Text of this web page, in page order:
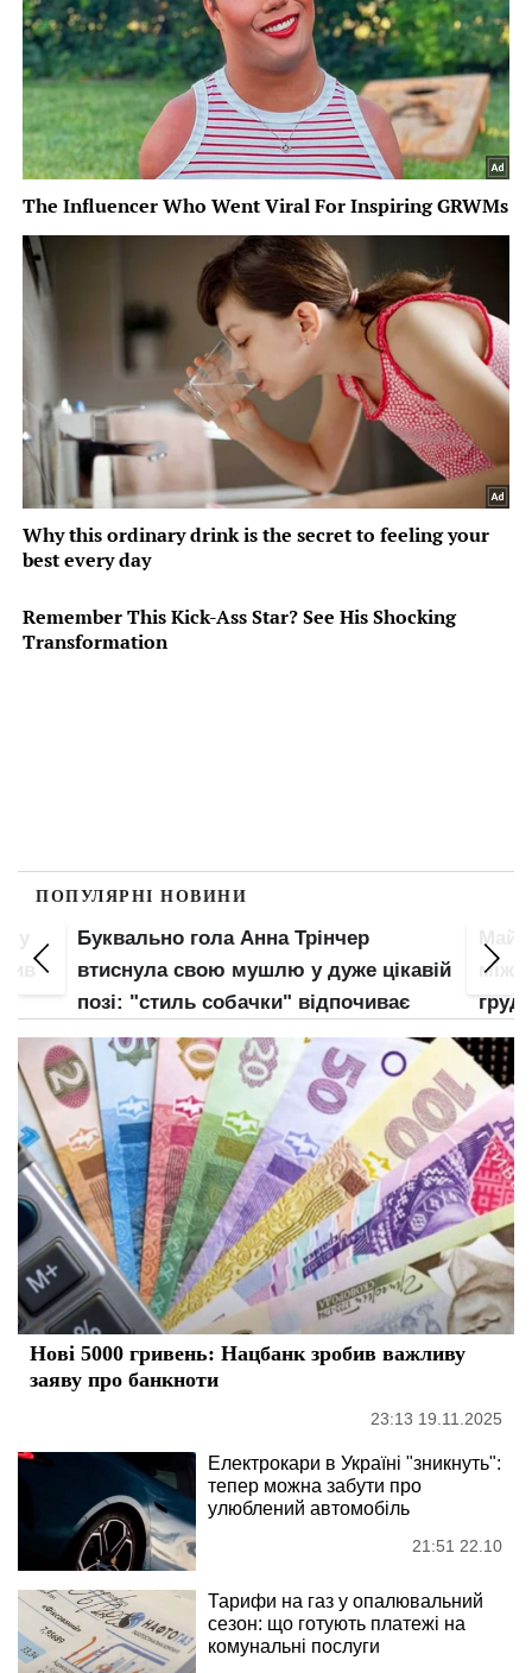
ПОПУЛЯРНІ НОВИНИ
Буквально гола Анна Трінчер
втиснула свою мушлю у дуже цікавій
позі: "стиль собачки" відпочиває
між
Нові 5000 гривень: Нацбанк зробив важливу
заяву про банкноти
23:13 19.11.2025
Електрокари в Україні "зникнуть":
тепер можна забути про
улюблений автомобіль
21:51 22.10
Тарифи на газ у опалювальний
сезон: що готують платежі на
комунальні послуги